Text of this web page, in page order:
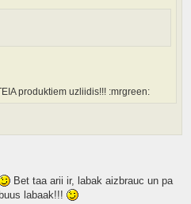
produktiem uzliidis!!! :mrgreen:
Bet taa arii ir, labak aizbrauc un pa
labaak!!!